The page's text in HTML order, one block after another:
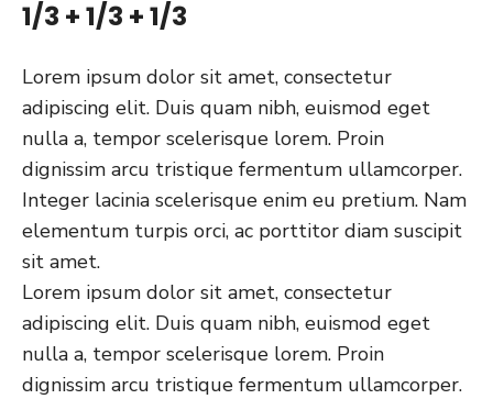
1/3 + 1/3 + 1/3
Lorem ipsum dolor sit amet, consectetur
adipiscing elit. Duis quam nibh, euismod eget
nulla a, tempor scelerisque lorem. Proin
dignissim arcu tristique fermentum ullamcorper.
Integer lacinia scelerisque enim eu pretium. Nam
elementum turpis orci, ac porttitor diam suscipit
sit amet.
Lorem ipsum dolor sit amet, consectetur
adipiscing elit. Duis quam nibh, euismod eget
nulla a, tempor scelerisque lorem. Proin
dignissim arcu tristique fermentum ullamcorper.